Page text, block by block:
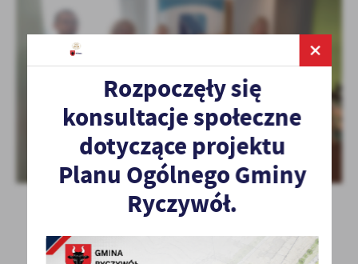
Rozpoczęły się
konsultacje społeczne
dotyczące projektu
Planu Ogólnego Gminy
Ryczywół.